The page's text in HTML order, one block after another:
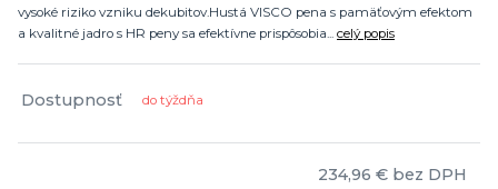
vysoké riziko vzniku dekubitov.Hustá VISCO pena s pamäťovým efektom
a kvalitné jadro s HR peny sa efektívne prispôsobia... celý popis
Dostupnosť do týždňa
234,96 € bez DPH